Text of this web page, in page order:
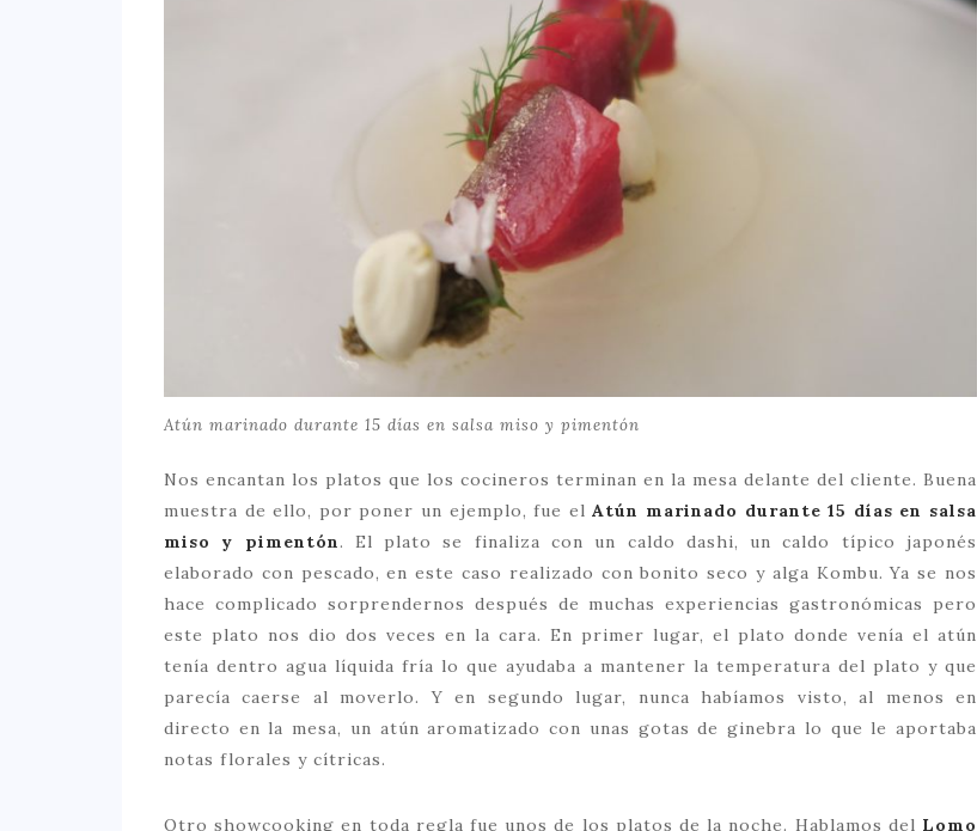
Atún marinado durante 15 días en salsa miso y pimentón
Nos encantan los platos que los cocineros terminan en la mesa delante del cliente. Buena
muestra de ello, por poner un ejemplo, fue elAtún marinado durante 15 días en salsa
miso y pimentón. El plato se finaliza con un caldo dashi, un caldo típico japonés
elaborado con pescado, en este caso realizado con bonito seco y alga Kombu. Ya se nos
hace complicado sorprendernos después de muchas experiencias gastronómicas pero
este plato nos dio dos veces en la cara. En primer lugar, el plato donde venía el atún
tenía dentro agua líquida fría lo que ayudaba a mantener la temperatura del plato y que
parecía caerse al moverlo. Y en segundo lugar, nunca habíamos visto, al menos en
directo en la mesa, un atún aromatizado con unas gotas de ginebra lo que le aportaba
notas florales y cítricas.
Otro showcooking en toda regla fue unos de los platos de la noche. Hablamos del Lomo